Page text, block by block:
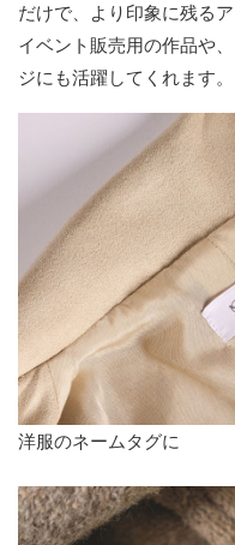
だけで、より印象に残る
イベント販売用の作品や
ジにも活躍してくれます。
洋服のネームタグに